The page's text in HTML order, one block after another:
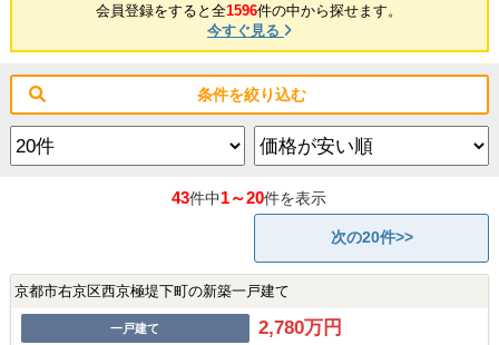
会員登録をすると全1596件の中から探せます。
今すぐ見る
条件を絞り込む
43件中1～20件を表示
次の20件>>
京都市右京区西京極堤下町の新築一戸建て
一戸建て 2,780万円